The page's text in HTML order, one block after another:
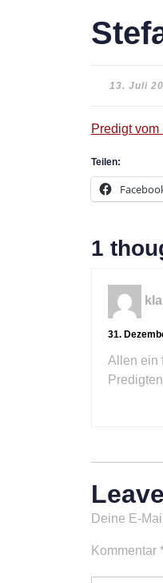
13. Juli
Predigt
Teilen:
1
31.
Allen ein
Deine E-
Kommentar